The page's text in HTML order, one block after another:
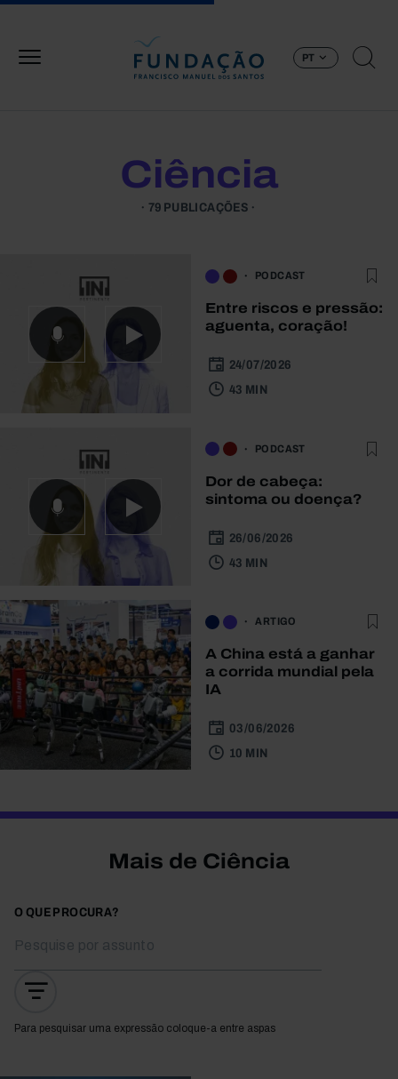
PT
Ciência
79 PUBLICAÇÕES
PODCAST
Entre riscos e pressão:
aguenta, coração!
24/07/2026
43 MIN
PODCAST
Dor de cabeça:
sintoma ou doença?
26/06/2026
43 MIN
ARTIGO
A China está a ganhar
a corrida mundial pela
IA
03/06/2026
10 MIN
Mais de Ciência
O QUE PROCURA?
Para pesquisar uma expressão coloque-a entre aspas